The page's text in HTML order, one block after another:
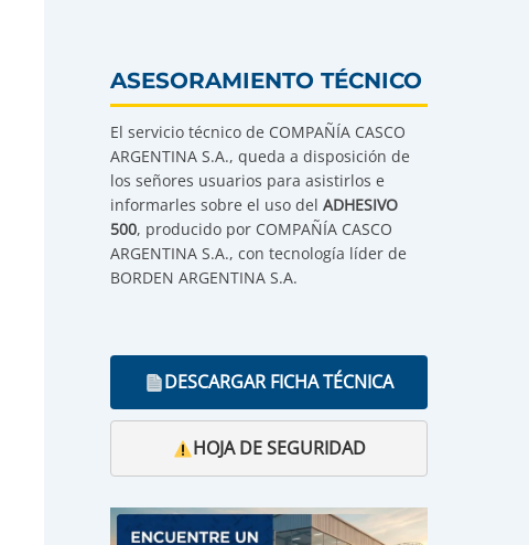
ASESORAMIENTO TÉCNICO
El servicio técnico de COMPAÑÍA CASCO
ARGENTINA S.A., queda a disposición de
los señores usuarios para asistirlos e
informarles sobre el uso del ADHESIVO
500, producido por COMPAÑÍA CASCO
ARGENTINA S.A., con tecnología líder de
BORDEN ARGENTINA S.A.
DESCARGAR FICHA TÉCNICA
HOJA DE SEGURIDAD